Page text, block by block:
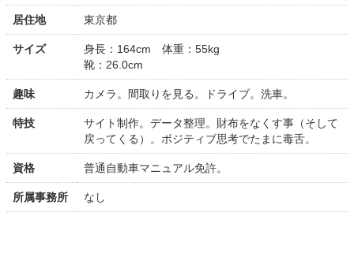
居住地 東京都
サイズ
身長：164cm 体重：55kg
靴：26.0cm
趣味 カメラ。間取りを見る。ドライブ。洗車。
特技
サイト制作。データ整理。財布をなくす事（そして
戻ってくる）。ポジティブ思考でたまに毒舌。
資格 普通自動車マニュアル免許。
所属事務所 なし